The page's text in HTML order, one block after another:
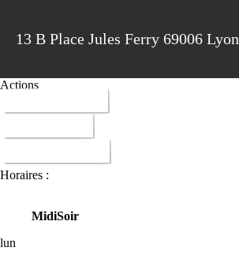
13 B Place Jules Ferry 69006 Lyon
Actions
Horaires :
MidiSoir
lun